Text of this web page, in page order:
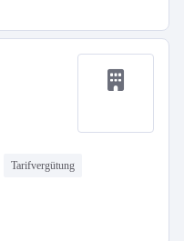
Tarifvergütung